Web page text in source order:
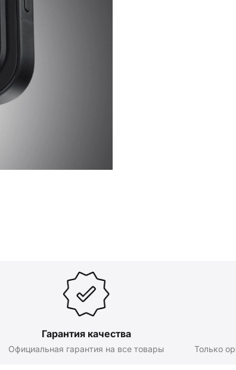
Гарантия качества
Официальная гарантия на все товары Только